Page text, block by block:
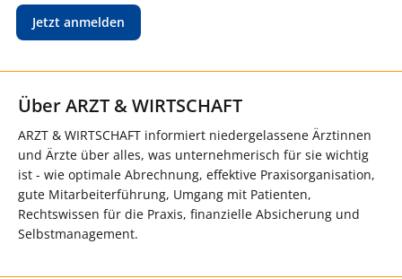
Jetzt anmelden
Über ARZT & WIRTSCHAFT
ARZT & WIRTSCHAFT informiert niedergelassene Ärztinnen
und Ärzte über alles, was unternehmerisch für sie wichtig
ist - wie optimale Abrechnung, effektive Praxisorganisation,
gute Mitarbeiterführung, Umgang mit Patienten,
Rechtswissen für die Praxis, finanzielle Absicherung und
Selbstmanagement.